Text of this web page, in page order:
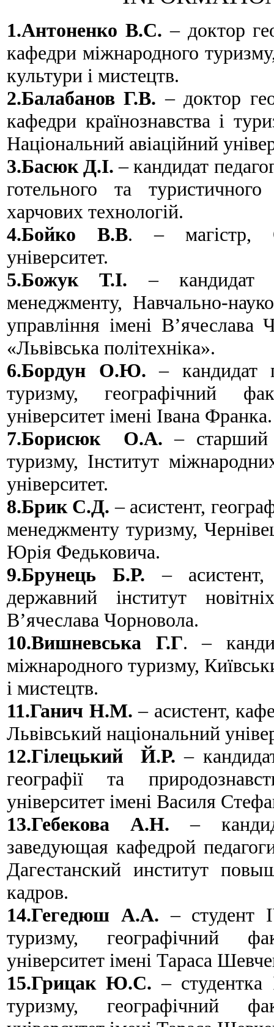
1.Антоненко В.С. – доктор
кафедри міжнародного
культури і мистецтв.
2.Балабанов Г.В. – доктор
кафедри країнознавства і
Національний авіаційний
3.Басюк Д.І. – кандидат
готельного та туристичного
харчових технологій.
4.Бойко В.В. – магістр,
університет.
5.Божук Т.І. – кандидат
менеджменту, Навчально-
управління імені В’ячеслава
«Львівська політехніка».
6.Бордун О.Ю. – кандидат
туризму, географічний
університет імені Івана Франка.
7.Борисюк О.А. – старший
туризму, Інститут
університет.
8.Брик С.Д. – асистент,
менеджменту туризму,
Юрія Федьковича.
9.Брунець Б.Р. – асистент,
державний інститут
В’ячеслава Чорновола.
10.Вишневська Г.Г. –
міжнародного туризму,
і мистецтв.
11.Ганич Н.М. – асистент,
Львівський національний
12.Гілецький Й.Р. –
географії та
університет імені Василя
13.Гебекова А.Н. –
заведующая кафедрой
Дагестанский институт
кадров.
14.Гегедюш А.А. – студент
туризму, географічний
університет імені Тараса
15.Грицак Ю.С. – студентка
туризму, географічний